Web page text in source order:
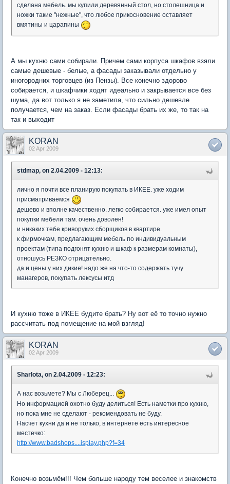
сделана мебель. мы купили деревянный стол, но столешница и
ножки такие "нежные", что любое прикосновение оставляет
вмятины и царапины
А мы кухню сами собирали. Причем сами корпуса шкафов взяли
самые дешевые - белые, а фасады заказывали отдельно у
иногородних торговцев (из Пензы). Все конечно здорово
собирается, и шкафчики ходят идеально и закрывается все без
шума, да вот только я не заметила, что сильно дешевле
получается, чем на заказ. Если фасады брать их же, то так на
так и выходит
KORAN
02 Apr 2009
stdmap, on 2.04.2009 - 12:13:
лично я почти все планирую покупать в ИКЕЕ. уже ходим
присматриваемся
дешево и вполне качественно. легко собирается. уже имел опыт
покупки мебели там. очень доволен!
и никаких тебе криворуких сборщиков в квартире.
к фирмочкам, предлагающим мебель по индивидуальным
проектам (типа подгонят кухню и шкаф к размерам комнаты),
отношусь РЕЗКО отрицательно.
да и цены у них дикие! надо же на что-то содержать тучу
манагеров, покупать лексусы итд
И кухню тоже в ИКЕЕ будите брать? Ну вот её то точно нужно
рассчитать под помещение на мой взгляд!
KORAN
02 Apr 2009
Sharlota, on 2.04.2009 - 12:23:
А нас возьмете? Мы с Люберец...
Но информацией охотно буду делиться! Есть наметки про кухню,
но пока мне не сделают - рекомендовать не буду.
Насчет кухни да и не только, в интернете есть интересное
местечко:
http://www.badshops....isplay.php?f=34
Конечно возьмём!!! Чем больше народу тем веселее и знакомств